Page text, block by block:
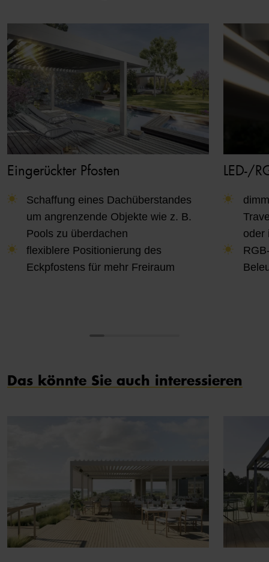
Eingerückter Pfosten
Schaffung eines Dachüberstandes
um angrenzende Objekte wie z. B.
Pools zu überdachen
flexiblere Positionierung des
Eckpfostens für mehr Freiraum
LED-/
oder
Das könnte Sie auch interessieren